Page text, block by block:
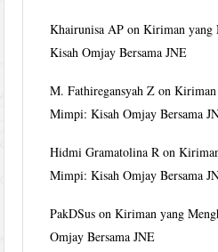
Khairunisa AP onKiriman yang
Kisah Omjay Bersama JNE
M. Fathiregansyah Z onKiriman
Mimpi: Kisah Omjay Bersama
Hidmi Gramatolina R on
Mimpi: Kisah Omjay Bersama
PakDSus onKiriman yang
Omjay Bersama JNE